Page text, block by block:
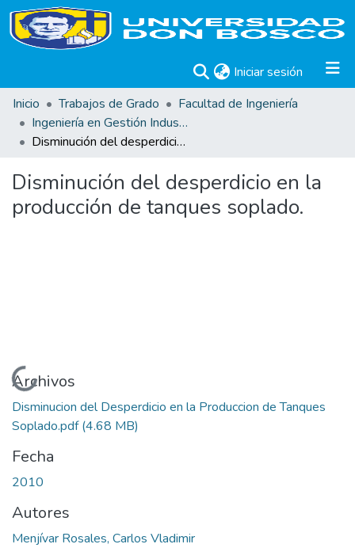
Iniciar sesión (current)
Inicio
Trabajos de Grado
Facultad de Ingeniería
Ingeniería en Gestión Industrial
Disminución del desperdicio en la producción de tanques soplado.
Disminución del desperdicio en la
producción de tanques soplado.
Cargando...
Archivos
Disminucion del Desperdicio en la Produccion de Tanques
Soplado.pdf(4.68 MB)
Fecha
2010
Autores
Menjívar Rosales, Carlos Vladimir